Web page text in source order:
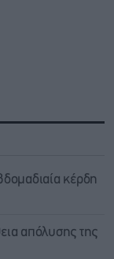
κέρδη
απόλυσης της